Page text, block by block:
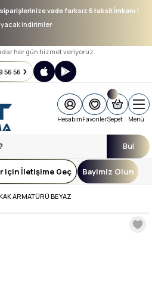
siparişlerinize vade farksız 6 taksit İmkanı !
indirimler:
her gün hizmet veriyoruz.
56 56
Bul
HesabımFavorilerSepet Menü
için İletişime Geç Bayimiz Olun
ARMATÜRÜ BEYAZ